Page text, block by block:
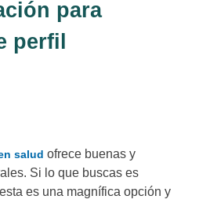
para
perfil
salud ofrece buenas y
Si lo que buscas es
es una magnífica opción y